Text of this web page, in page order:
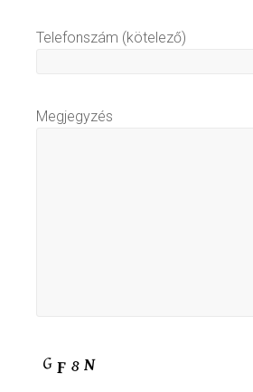
Telefonszám (kötelező)
Megjegyzés